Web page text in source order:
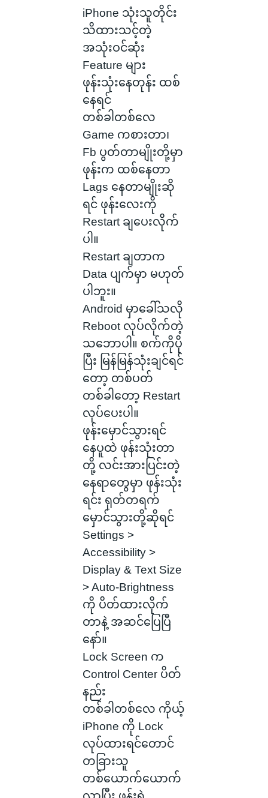
iPhone သုံးသူတိုင်း
သိထားသင့်တဲ့
အသုံးဝင်ဆုံး
Feature များ
ဖုန်းသုံးနေတုန်း ထစ်
နေရင်
တစ်ခါတစ်လေ
Game ကစားတာ၊
Fb ပွတ်တာမျိုးတို့မှာ
ဖုန်းက ထစ်နေတာ
Lags နေတာမျိုးဆို
ရင် ဖုန်းလေးကို
Restart ချပေးလိုက်
ပါ။
Restart ချတာက
Data ပျက်မှာ မဟုတ်
ပါဘူး။
Android မှာခေါ်သလို
Reboot လုပ်လိုက်တဲ့
သဘောပါ။ စက်ကိုပို
ပြီး မြန်မြန်သုံးချင်ရင်
တော့ တစ်ပတ်
တစ်ခါတော့ Restart
လုပ်ပေးပါ။
ဖုန်းမှောင်သွားရင်
နေပူထဲ ဖုန်းသုံးတာ
တို့ လင်းအားပြင်းတဲ့
နေရာတွေမှာ ဖုန်းသုံး
ရင်း ရုတ်တရက်
မှောင်သွားတို့ဆိုရင်
Settings >
Accessibility >
Display & Text Size
> Auto-Brightness
ကို ပိတ်ထားလိုက်
တာနဲ့ အဆင်ပြေပြီ
နော်။
Lock Screen က
Control Center ပိတ်
နည်း
တစ်ခါတစ်လေ ကိုယ့်
iPhone ကို Lock
လုပ်ထားရင်တောင်
တခြားသူ
တစ်ယောက်ယောက်